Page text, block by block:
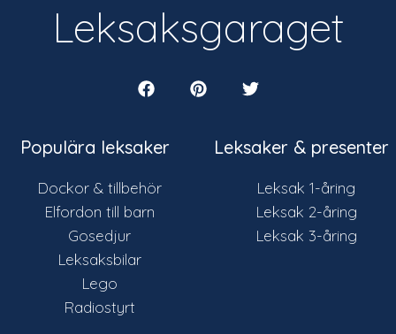
Populära leksaker
Dockor & tillbehör
Elfordon till barn
Gosedjur
Leksaksbilar
Lego
Radiostyrt
Leksaksgaraget
Leksaker & presenter
Leksak 1-åring
Leksak 2-åring
Leksak 3-åring